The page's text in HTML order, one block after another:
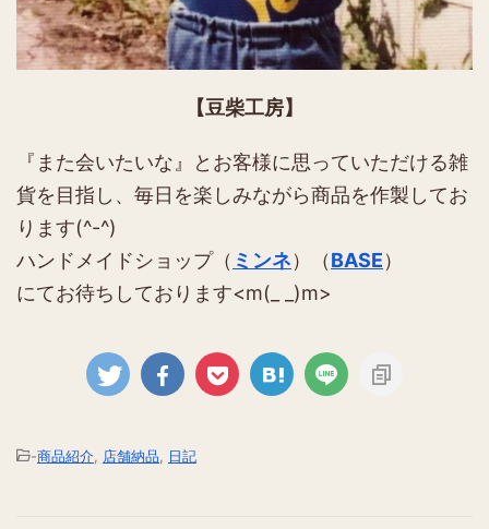
【豆柴工房】
『また会いたいな』とお客様に思っていただける雑
貨を目指し、毎日を楽しみながら商品を作製してお
ります(^-^)
ハンドメイドショップ（ ミンネ）（BASE）
にてお待ちしております<m(_ _)m>
-商品紹介 店舗納品 日記